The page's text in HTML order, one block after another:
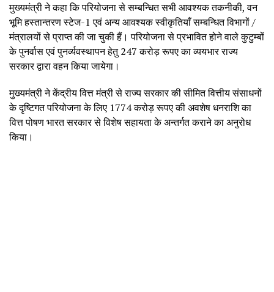
मुख्यमंत्री ने कहा कि परियोजना से सम्बन्धित सभी आवश्यक तकनीकी, वन
भूमि हस्तान्तरण स्टेज-1 एवं अन्य आवश्यक स्वीकृतियाँ सम्बन्धित विभागों /
मंत्रालयों से प्राप्त की जा चुकी हैं। परियोजना से प्रभावित होने वाले कुटुम्बों
के पुनर्वास एवं पुनर्व्यवस्थापन हेतु 247 करोड़ रूपए का व्ययभार राज्य
सरकार द्वारा वहन किया जायेगा।
मुख्यमंत्री ने केंद्रीय वित्त मंत्री से राज्य सरकार की सीमित वित्तीय संसाधनों
के दृष्टिगत परियोजना के लिए 1774 करोड़ रूपए की अवशेष धनराशि का
वित्त पोषण भारत सरकार से विशेष सहायता के अन्तर्गत कराने का अनुरोध
किया।